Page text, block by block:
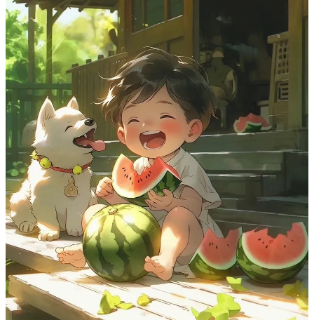
Bổ dưa hấu trái tim, món ăn ngọt ngào cho những ngày
hè oi ả!